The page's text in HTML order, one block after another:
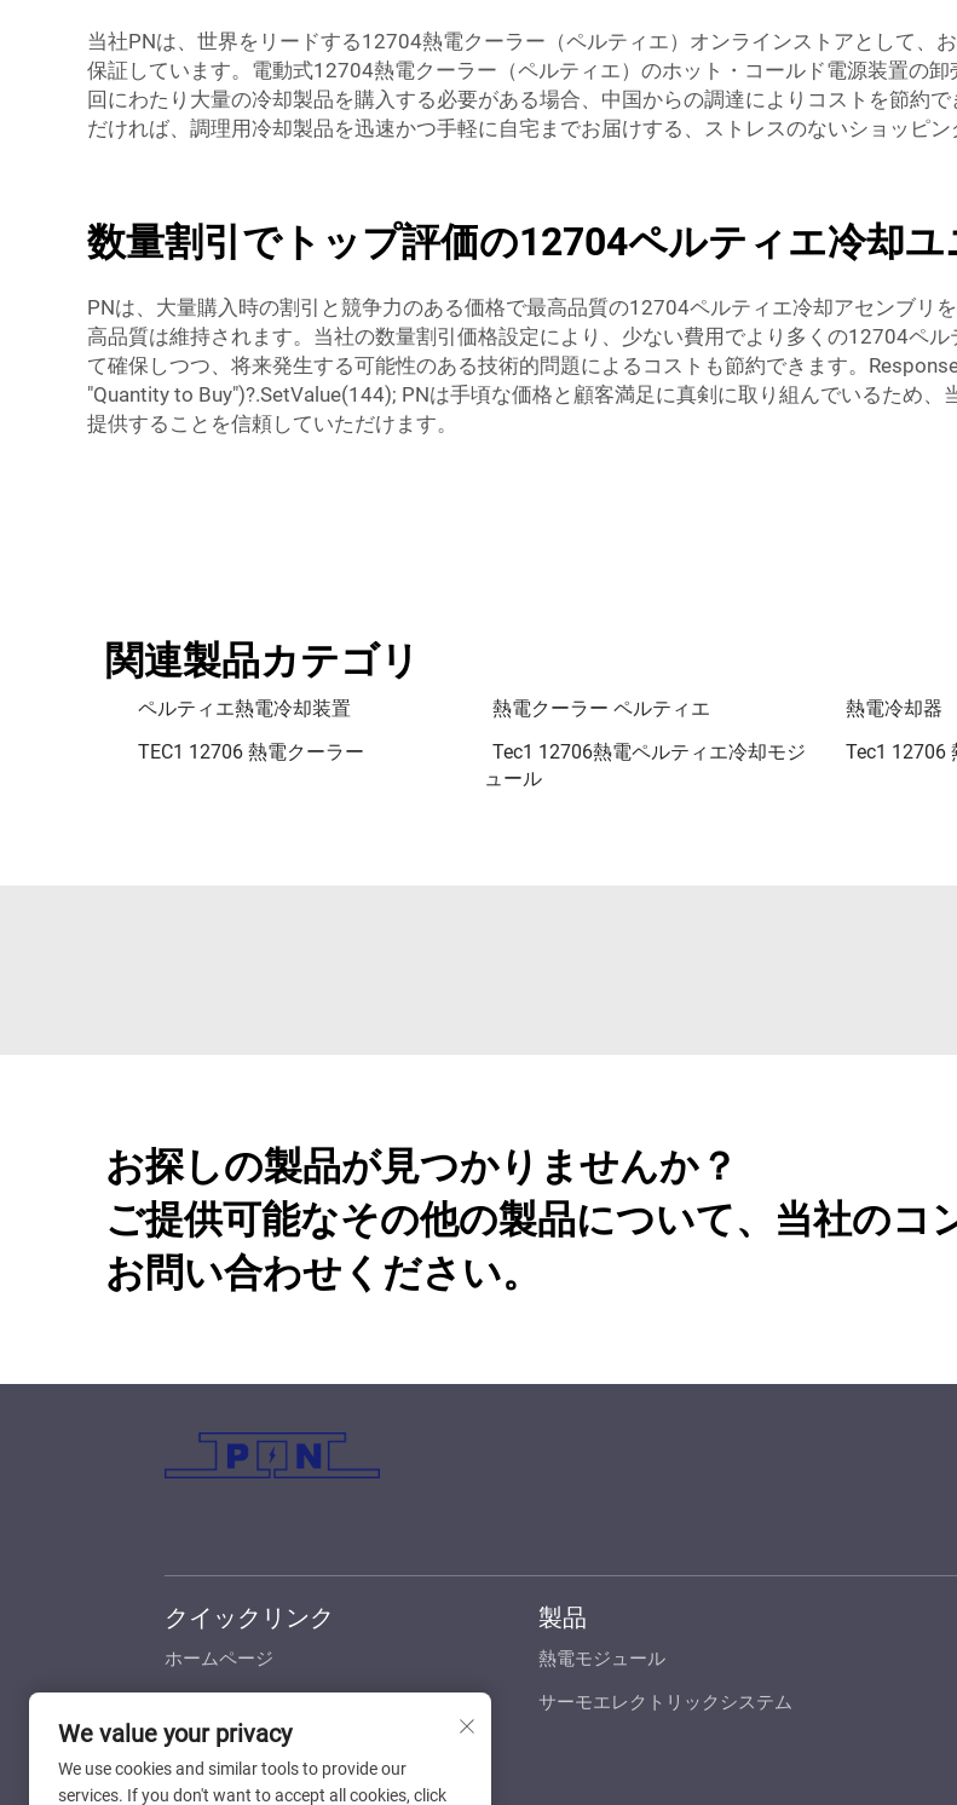
当社PNは、世界をリードする12704熱電クーラー（ペルティエ）オンラインストアとして、
保証しています。電動式12704熱電クーラー（ペルティエ）のホット・コールド電源装置の
回にわたり大量の冷却製品を購入する必要がある場合、中国からの調達によりコストを節約
だければ、調理用冷却製品を迅速かつ手軽に自宅までお届けする、ストレスのないショッピン
数量割引でトップ評価の12704ペルティエ冷却
PNは、大量購入時の割引と競争力のある価格で最高品質の12704ペルティエ冷却アセンブリ
高品質は維持されます。当社の数量割引価格設定により、少ない費用でより多くの12704ペ
て確保しつつ、将来発生する可能性のある技術的問題によるコストも節約できます。
"Quantity to Buy")?.SetValue(144); PNは手頃な価格と顧客満足に真剣に取り組んでいるため
提供することを信頼していただけます。
関連製品カテゴリ
ペルティエ熱電冷却装置 熱電クーラー ペルティエ 熱電冷却器
TEC1 12706 熱電クーラー
Tec1 12706熱電ペルティエ冷却モジ
ュール
Tec1 12706
お探しの製品が見つかりませんか？
ご提供可能なその他の製品について、当社のコ
お問い合わせください。
クイックリンク
ホームページ
カスタマイズ
産業向けソリューション
製品
熱電モジュール
サーモエレクトリックシステム
We value your privacy
We use cookies and similar tools to provide our
services. If you don't want to accept all cookies, click